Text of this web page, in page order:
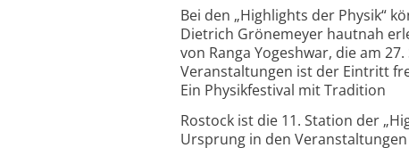
Bei den „Highlights der Physik“
Dietrich Grönemeyer hautnah
von Ranga Yogeshwar, die am
Veranstaltungen ist der Eintritt
Ein Physikfestival mit Tradition
Rostock ist die 11. Station der
Ursprung in den Veranstaltungen